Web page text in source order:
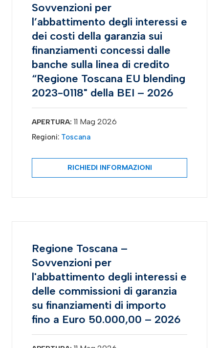
Sovvenzioni per
l’abbattimento degli interessi e
dei costi della garanzia sui
finanziamenti concessi dalle
banche sulla linea di credito
“Regione Toscana EU blending
2023-0118" della BEI – 2026
APERTURA: 11 Mag 2026
Regioni: Toscana
RICHIEDI INFORMAZIONI
Regione Toscana –
Sovvenzioni per
l'abbattimento degli interessi e
delle commissioni di garanzia
su finanziamenti di importo
fino a Euro 50.000,00 – 2026